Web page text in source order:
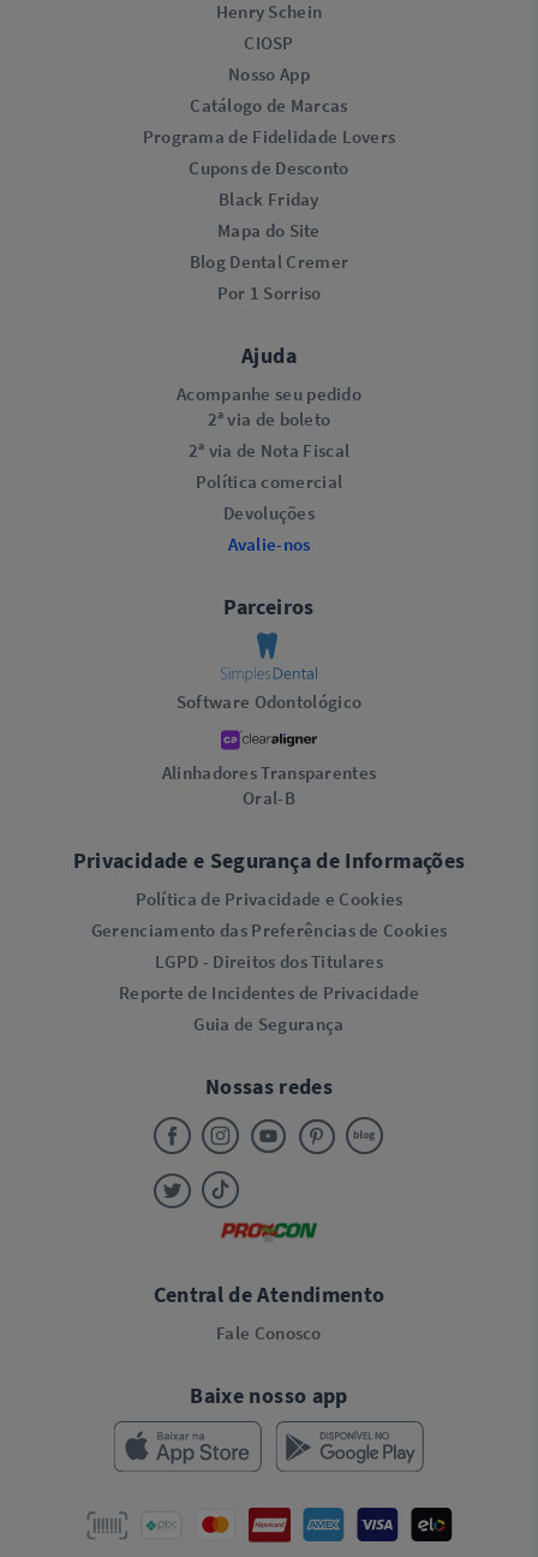
Henry Schein
CIOSP
Nosso App
Catálogo de Marcas
Programa de Fidelidade Lovers​
Cupons de Desconto
Black Friday
Mapa do Site
Blog Dental Cremer
Por 1 Sorriso
Ajuda
Acompanhe seu pedido
2ª via de boleto
2ª via de Nota Fiscal
Política comercial
Devoluções
Avalie-nos
Parceiros
Software Odontológico
Alinhadores Transparentes
Oral-B
Privacidade e Segurança de Informações
Política de Privacidade e Cookies
Gerenciamento das Preferências de Cookies
LGPD - Direitos dos Titulares
Reporte de Incidentes de Privacidade
Guia de Segurança
Nossas redes
Central de Atendimento
Fale Conosco
Baixe nosso app